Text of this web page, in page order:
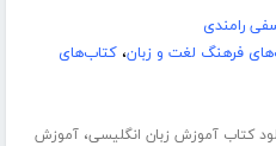
رامندی
فرهنگ لغت و زبان،کتاب‌های
کتاب آموزش زبان انگلیسی،آموزش